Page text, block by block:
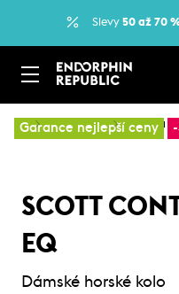
Slevy 50 až 70
Garance nejlepší ceny
… Horská kola Dámská
SCOTT
EQ
Dámské horské kolo